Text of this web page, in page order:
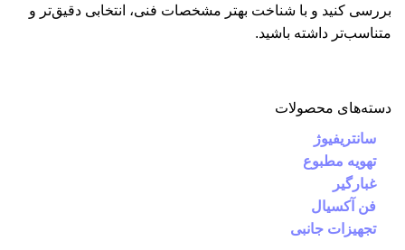
دسته‌های محصولات
سانتریفیوژ
تهویه مطبوع
غبارگیر
فن آکسیال
تجهیزات جانبی
بررسی کنید و با شناخت بهتر مشخصات فنی، انتخابی دقیق‌تر و
متناسب‌تر داشته باشید.